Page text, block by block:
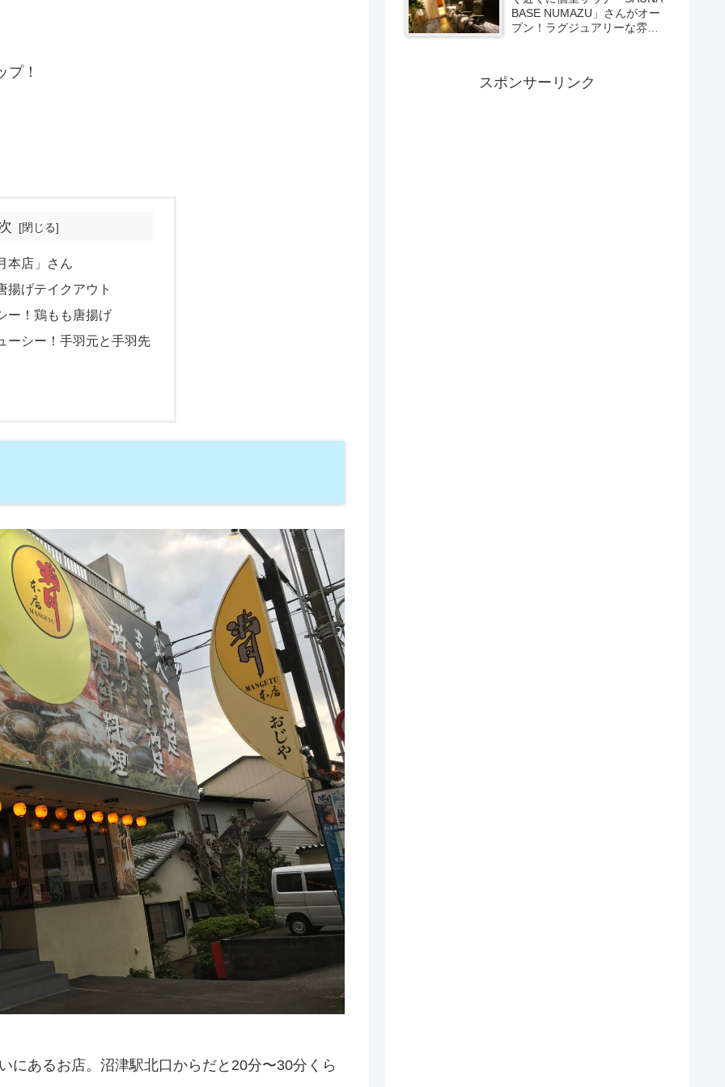
！
本店」さん
揚げテイクアウト
ー！鶏もも唐揚げ
ーシー！手羽元と手羽先
にあるお店。沼津駅北口からだと20分〜30分くら
BASE NUMAZU」さんがオー
プン！ラグジュアリーな雰囲
スポンサーリンク